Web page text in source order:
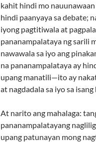
kahit hindi mo
hindi paanyaya sa debate;
iyong pagtitiwala at
pananampalataya ng sarili
nawawala sa iyo ang
na pananampalataya ay
upang manatili—ito ay
at nagdadala sa iyo sa
At narito ang mahalaga:
pananampalatayang
upang patunayan mong